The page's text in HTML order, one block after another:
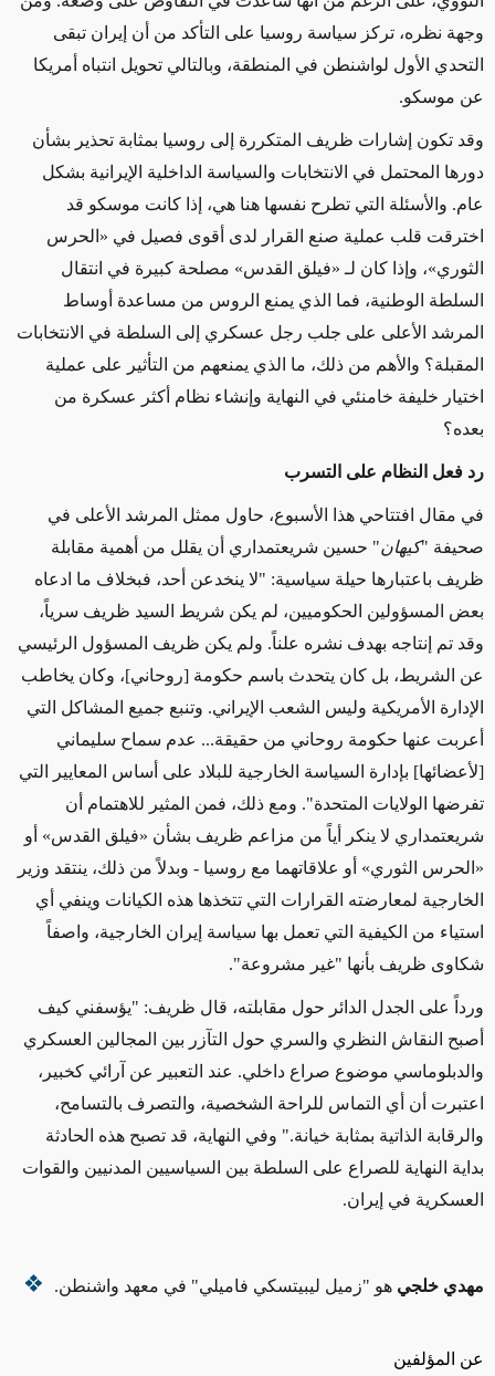
عن المؤلفين
وجهة نظره، تركز سياسة روسيا على التأكد من أن إيران تبقى
التحدي الأول لواشنطن في المنطقة، وبالتالي تحويل انتباه أمريكا
عن موسكو.
وقد تكون إشارات ظريف المتكررة إلى روسيا بمثابة تحذير بشأن
دورها المحتمل في الانتخابات والسياسة الداخلية الإيرانية بشكل
عام. والأسئلة التي تطرح نفسها هنا هي، إذا كانت موسكو قد
اخترقت قلب عملية صنع القرار لدى أقوى فصيل في « الحرس
الثوري»، وإذا كان لـ «فيلق القدس» مصلحة كبيرة في انتقال
السلطة الوطنية، فما الذي يمنع الروس من مساعدة أوساط
المرشد الأعلى على جلب رجل عسكري إلى السلطة في الانتخابات
المقبلة؟ والأهم من ذلك، ما الذي يمنعهم من التأثير على عملية
اختيار خليفة خامنئي في النهاية وإنشاء نظام أكثر عسكرة من
بعده؟
رد فعل النظام على التسرب
في مقال افتتاحي هذا الأسبوع، حاول ممثل المرشد الأعلى في
صحيفة "كيهان" حسين شريعتمداري أن يقلل من أهمية مقابلة
ظريف باعتبارها حيلة سياسية: "لا ينخدعن أحد، فبخلاف ما ادعاه
بعض المسؤولين الحكوميين، لم يكن شريط السيد ظريف سرياً،
وقد تم إنتاجه بهدف نشره علناً. ولم يكن ظريف المسؤول الرئيسي
عن الشريط، بل كان يتحدث باسم حكومة [روحاني]، وكان يخاطب
الإدارة الأمريكية وليس الشعب الإيراني. وتنبع جميع المشاكل التي
أعربت عنها حكومة روحاني من حقيقة... عدم سماح سليماني
[لأعضائها] بإدارة السياسة الخارجية للبلاد على أساس المعايير التي
تفرضها الولايات المتحدة". ومع ذلك، فمن المثير للاهتمام أن
شريعتمداري لا ينكر أياً من مزاعم ظريف بشأن «فيلق القدس» أو
« الحرس الثوري» أو علاقاتهما مع روسيا - وبدلاً من ذلك، ينتقد وزير
الخارجية لمعارضته القرارات التي تتخذها هذه الكيانات وينفي أي
استياء من الكيفية التي تعمل بها سياسة إيران الخارجية، واصفاً
شكاوى ظريف بأنها "غير مشروعة".
ورداً على الجدل الدائر حول مقابلته، قال ظريف: "يؤسفني كيف
أصبح النقاش النظري والسري حول التآزر بين المجالين العسكري
والدبلوماسي موضوع صراع داخلي. عند التعبير عن آرائي كخبير،
اعتبرت أن أي التماس للراحة الشخصية، والتصرف بالتسامح،
والرقابة الذاتية بمثابة خيانة." وفي النهاية، قد تصبح هذه الحادثة
بداية النهاية للصراع على السلطة بين السياسيين المدنيين والقوات
العسكرية في إيران.
مهدي خلجي هو "زميل ليبيتسكي فاميلي" في معهد واشنطن.